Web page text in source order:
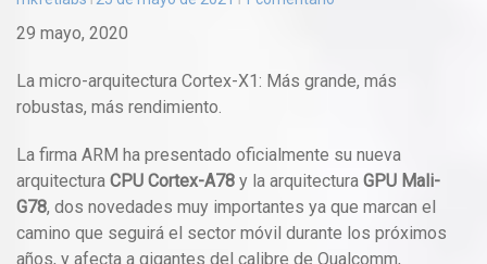
29 mayo, 2020
La micro-arquitectura Cortex-X1: Más grande, más
robustas, más rendimiento.
La firma ARM ha presentado oficialmente su nueva
arquitectura CPU Cortex-A78 y la arquitectura GPU Mali-
G78, dos novedades muy importantes ya que marcan el
camino que seguirá el sector móvil durante los próximos
años, y afecta a gigantes del calibre de Qualcomm,